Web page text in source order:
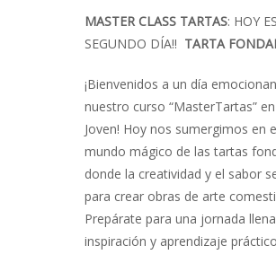
MASTER CLASS TARTAS: HOY
SEGUNDO DÍA!! TARTA
¡Bienvenidos a un día
nuestro curso “MasterTartas”
Joven! Hoy nos sumergimos en
mundo mágico de las tartas
donde la creatividad y el sabor
para crear obras de arte
Prepárate para una jornada
inspiración y aprendizaje